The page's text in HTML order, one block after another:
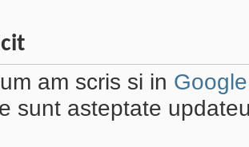
am scris si in
sunt asteptate